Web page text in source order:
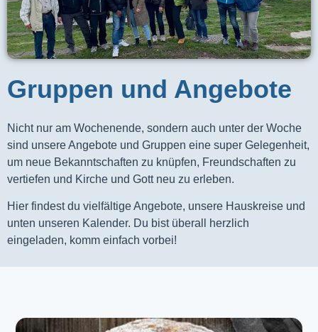
Gruppen und Angebote​
Nicht nur am Wochenende, sondern auch unter der Woche
sind unsere Angebote und Gruppen eine super Gelegenheit,
um neue Bekanntschaften zu knüpfen, Freundschaften zu
vertiefen und Kirche und Gott neu zu erleben.
Hier findest du vielfältige Angebote, unsere Hauskreise und
unten unseren Kalender. Du bist überall herzlich
eingeladen, komm einfach vorbei!